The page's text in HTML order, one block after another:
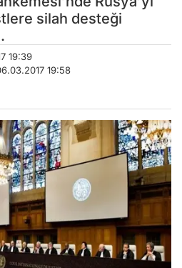
silah desteği
19:39
19:58